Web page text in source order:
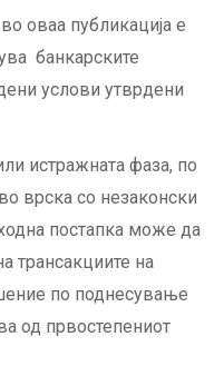
оваа публикација е
банкарските
услови утврдени
истражната фаза, по
врска со незаконски
постапка може да
трансакциите на
по поднесување
од првостепениот